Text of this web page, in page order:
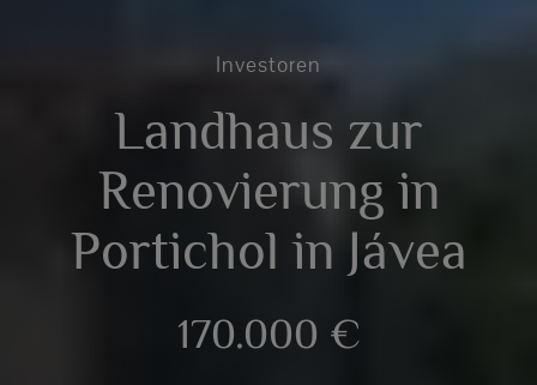
Investoren
Landhaus zur
Renovierung in
Portichol in Jávea
170.000 €